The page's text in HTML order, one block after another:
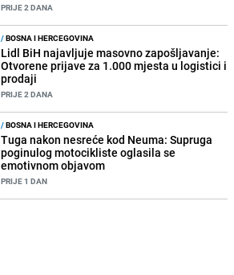
PRIJE 2 DANA
/BOSNA I HERCEGOVINA
Lidl BiH najavljuje masovno zapošljavanje:
Otvorene prijave za 1.000 mjesta u logistici i
prodaji
PRIJE 2 DANA
/BOSNA I HERCEGOVINA
Tuga nakon nesreće kod Neuma: Supruga
poginulog motocikliste oglasila se
emotivnom objavom
PRIJE 1 DAN